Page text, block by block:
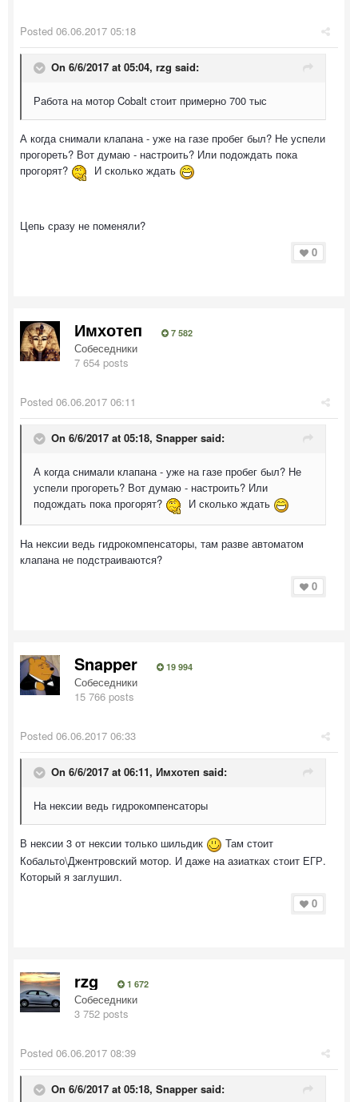
Posted 06.06.2017 05:18
On 6/6/2017 at 05:04, rzg said:
Работа на мотор Cobalt стоит примерно 700 тыс
А когда снимали клапана - уже на газе пробег был? Не успели
прогореть? Вот думаю - настроить? Или подождать пока
прогорят?
И сколько ждать
Цепь сразу не поменяли?
0
Имхотеп 7 582
Собеседники
7 654 posts
Posted 06.06.2017 06:11
On 6/6/2017 at 05:18, Snapper said:
А когда снимали клапана - уже на газе пробег был? Не
успели прогореть? Вот думаю - настроить? Или
подождать пока прогорят?
И сколько ждать
На нексии ведь гидрокомпенсаторы, там разве автоматом
клапана не подстраиваются?
0
Snapper 19 994
Собеседники
15 766 posts
Posted 06.06.2017 06:33
On 6/6/2017 at 06:11, Имхотеп said:
На нексии ведь гидрокомпенсаторы
В нексии 3 от нексии только шильдик
Там стоит
Кобальто\Джентровский мотор. И даже на азиатках стоит ЕГР.
Который я заглушил.
0
rzg 1 672
Собеседники
3 752 posts
Posted 06.06.2017 08:39
On 6/6/2017 at 05:18, Snapper said: